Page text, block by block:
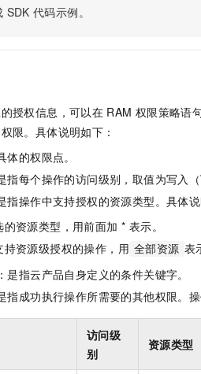
SDK 代码示例。
授权信息，可以在 RAM 权限策略语
限。具体说明如下：
的权限点。
指每个操作的访问级别，取值为写入
指操作中支持授权的资源类型。具体说
资源类型，用前面加 * 表示。
持资源级授权的操作，用 全部资源 表
是指云产品自身定义的条件关键字。
指成功执行操作所需要的其他权限。
访问级
别
资源类型
依托云原生高可用架构,实现Dify私有化部署